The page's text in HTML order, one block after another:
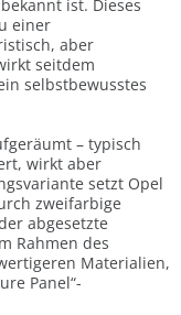
ist. Dieses
einer
aber
seitdem
selbstbewusstes
– typisch
wirkt aber
setzt Opel
zweifarbige
abgesetzte
Rahmen des
Materialien,
Panel“-